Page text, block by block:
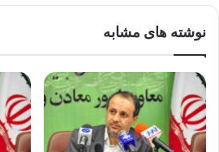
نوشته های مشابه